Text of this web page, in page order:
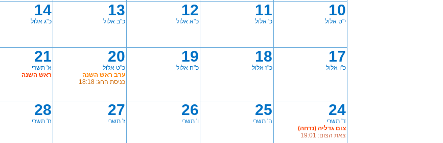
10
י"ט אלול
11
כ' אלול
12
כ"א אלול
13
כ"ב אלול
14
כ"ג אלול
17
כ"ו אלול
18
כ"ז אלול
19
כ"ח אלול
20
כ"ט אלול
ערב ראש השנה
כניסת החג: 18:18
21
א' תשרי
ראש השנה
24
ד' תשרי
צום גדליה (נדחה)
צאת הצום: 19:01
25
ה' תשרי
26
ו' תשרי
27
ז' תשרי
28
ח' תשרי